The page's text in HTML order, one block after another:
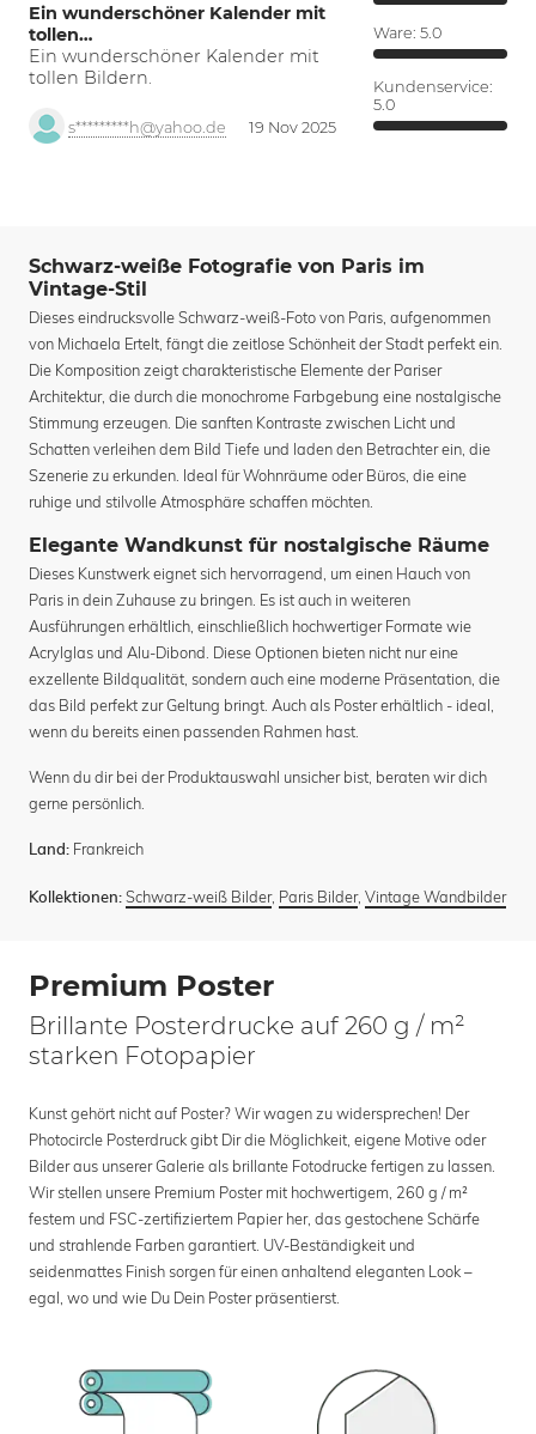
Ein wunderschöner Kalender mit
tollen…
Ein wunderschöner Kalender mit
tollen Bildern.
s*********h@yahoo.de 19 Nov 2025
Ware: 5.0
Kundenservice:
5.0
Schwarz-weiße Fotografie von Paris im
Vintage-Stil
Dieses eindrucksvolle Schwarz-weiß-Foto von Paris, aufgenommen
von Michaela Ertelt, fängt die zeitlose Schönheit der Stadt perfekt ein.
Die Komposition zeigt charakteristische Elemente der Pariser
Architektur, die durch die monochrome Farbgebung eine nostalgische
Stimmung erzeugen. Die sanften Kontraste zwischen Licht und
Schatten verleihen dem Bild Tiefe und laden den Betrachter ein, die
Szenerie zu erkunden. Ideal für Wohnräume oder Büros, die eine
ruhige und stilvolle Atmosphäre schaffen möchten.
Elegante Wandkunst für nostalgische Räume
Dieses Kunstwerk eignet sich hervorragend, um einen Hauch von
Paris in dein Zuhause zu bringen. Es ist auch in weiteren
Ausführungen erhältlich, einschließlich hochwertiger Formate wie
Acrylglas und Alu-Dibond. Diese Optionen bieten nicht nur eine
exzellente Bildqualität, sondern auch eine moderne Präsentation, die
das Bild perfekt zur Geltung bringt. Auch als Poster erhältlich - ideal,
wenn du bereits einen passenden Rahmen hast.
Wenn du dir bei der Produktauswahl unsicher bist, beraten wir dich
gerne persönlich.
Land: Frankreich
Kollektionen: Schwarz-weiß Bilder, Paris Bilder, Vintage Wandbilder
Premium Poster
Brillante Posterdrucke auf 260 g / m²
starken Fotopapier
Kunst gehört nicht auf Poster? Wir wagen zu widersprechen! Der
Photocircle Posterdruck gibt Dir die Möglichkeit, eigene Motive oder
Bilder aus unserer Galerie als brillante Fotodrucke fertigen zu lassen.
Wir stellen unsere Premium Poster mit hochwertigem, 260 g / m²
festem und FSC-zertifiziertem Papier her, das gestochene Schärfe
und strahlende Farben garantiert. UV-Beständigkeit und
seidenmattes Finish sorgen für einen anhaltend eleganten Look –
egal, wo und wie Du Dein Poster präsentierst.